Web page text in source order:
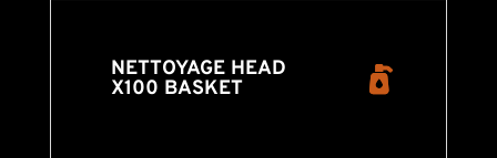
NETTOYAGE HEAD
X100 BASKET